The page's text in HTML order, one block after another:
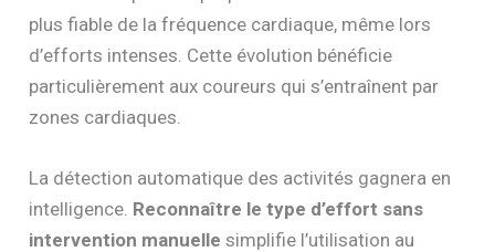
plus fiable de la fréquence cardiaque, même lors
d’efforts intenses. Cette évolution bénéficie
particulièrement aux coureurs qui s’entraînent par
zones cardiaques.
La détection automatique des activités gagnera en
intelligence. Reconnaître le type d’effort sans
intervention manuelle simplifie l’utilisation au